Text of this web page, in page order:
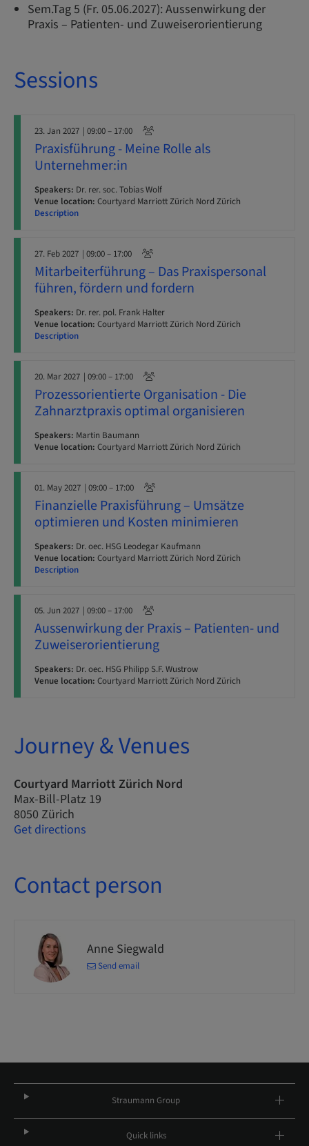
Sem.Tag 5 (Fr. 05.06.2027): Aussenwirkung der
Praxis – Patienten- und Zuweiserorientierung
Sessions
23. Jan 2027 | 09:00 – 17:00
Praxisführung - Meine Rolle als
Unternehmer:in
Speakers: Dr. rer. soc. Tobias Wolf
Venue location: Courtyard Marriott Zürich Nord Zürich
Description
27. Feb 2027 | 09:00 – 17:00
Mitarbeiterführung – Das Praxispersonal
führen, fördern und fordern
Speakers: Dr. rer. pol. Frank Halter
Venue location: Courtyard Marriott Zürich Nord Zürich
Description
20. Mar 2027 | 09:00 – 17:00
Prozessorientierte Organisation - Die
Zahnarztpraxis optimal organisieren
Speakers: Martin Baumann
Venue location: Courtyard Marriott Zürich Nord Zürich
01. May 2027 | 09:00 – 17:00
Finanzielle Praxisführung – Umsätze
optimieren und Kosten minimieren
Speakers: Dr. oec. HSG Leodegar Kaufmann
Venue location: Courtyard Marriott Zürich Nord Zürich
Description
05. Jun 2027 | 09:00 – 17:00
Aussenwirkung der Praxis – Patienten- und
Zuweiserorientierung
Speakers: Dr. oec. HSG Philipp S.F. Wustrow
Venue location: Courtyard Marriott Zürich Nord Zürich
Journey & Venues
Courtyard Marriott Zürich Nord
Max-Bill-Platz 19
8050 Zürich
Get directions
Contact person
Anne Siegwald
Send email
Straumann Group
Quick links